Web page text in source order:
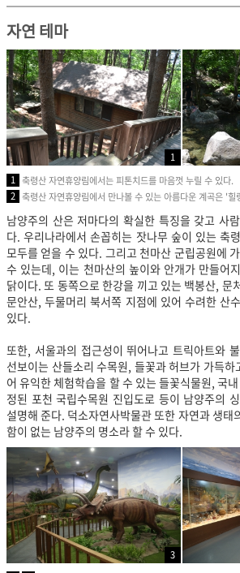
자연 테마
1
1 축령산 자연휴양림에서는 피톤치드를 마음껏 누릴 수 있다.
2 축령산 자연휴양림에서 만나볼 수 있는 아름다운 계곡은 '
남양주의 산은 저마다의 확실한 특징을 갖고 사
다. 우리나라에서 손꼽히는 잣나무 숲이 있는 축
모두를 얻을 수 있다. 그리고 천마산 군립공원에
수 있는데, 이는 천마산의 높이와 안개가 만들어
닭이다. 또 동쪽으로 한강을 끼고 있는 백봉산, 문
문안산, 두물머리 북서쪽 지점에 있어 수려한 산
있다.
또한, 서울과의 접근성이 뛰어나고 트릭아트와
선보이는 산들소리 수목원, 들꽃과 허브가 가득하
어 유익한 체험학습을 할 수 있는 들꽃식물원, 국
정된 포천 국립수목원 진입도로 등이 남양주의
설명해 준다. 덕소자연사박물관 또한 자연과 생태
함이 없는 남양주의 명소라 할 수 있다.
3